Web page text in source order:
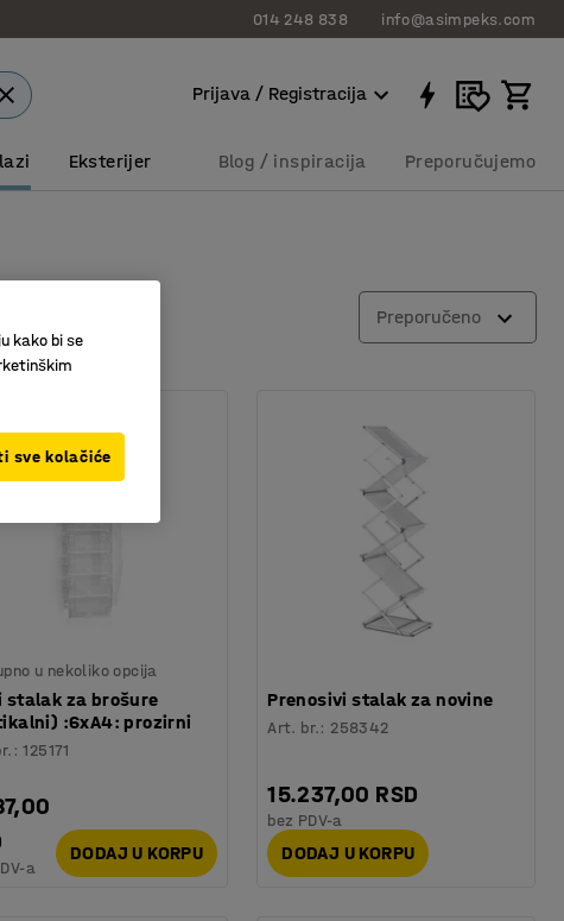
014 248 838 info@asimpeks.com
Prijava / Registracija
Eksterijer Blog / inspiracija Preporučujemo
Preporučeno
u nekoliko opcija
stalak za brošure
:6xA4: prozirni
:125171
a
DODAJ U KORPU
Prenosivi stalak za novine
Art. br.: 258342
15.237,00 RSD
bez PDV-a
DODAJ U KORPU
kako bi se
sve kolačiće